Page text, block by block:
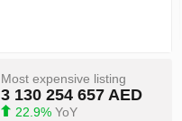
Most expensive listing
3 130 254 657 AED
22.9% YoY